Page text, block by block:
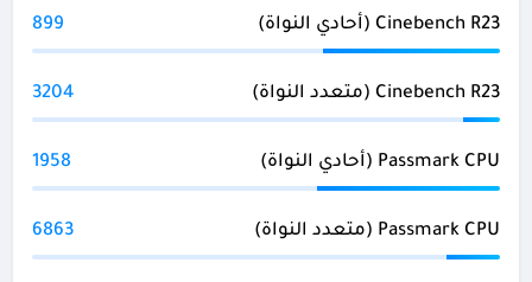
Cinebench R23 (أحادي النواة) 899
Cinebench R23 (متعدد النواة) 3204
Passmark CPU (أحادي النواة) 1958
Passmark CPU (متعدد النواة) 6863